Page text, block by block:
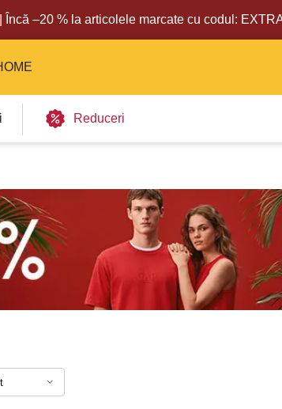
Încă –20 % la articolele marcate cu codul:
Reduceri